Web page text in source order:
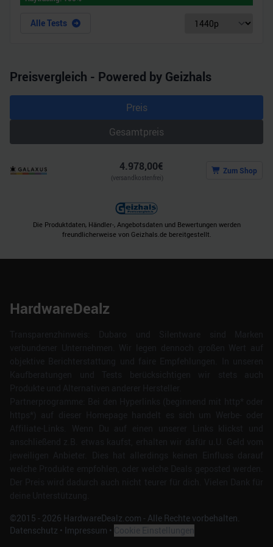
Alle Tests
Preisvergleich - Powered by Geizhals
Preis
Gesamtpreis
4.978,00€
(versandkostenfrei)
Zum Shop
Die Produktdaten, Händler-, Angebotsdaten und Bewertungen werden
freundlicherweise von Geizhals.de bereitgestellt.
HardwareDealz
©2015 - 2026 HardwareDealz.com - Alle Rechte vorbehalten.
Datenschutz • Impressum •